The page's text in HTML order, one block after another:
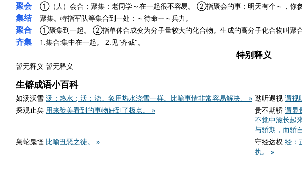
聚会 ①（人）会合；聚集：老同学～在一起很不容易。 ②指聚会的事：明天有个～，你
集结 聚集。特指军队等集合到一处：～待命ㄧ～兵力。
聚合 ①聚集到一起。 ②指单体合成变为分子量较大的化合物。生成的高分子化合物叫聚合
齐集 1.集合;集中在一起。 2.见"齐截"。
特别释义
暂无释义 暂无释义
生僻成语小百科
如汤沃雪 汤：热水；沃：浇。象用热水浇雪一样。比喻事情非常容易解决。 » 逖听遐视 谓视
探观止矣 用来赞美看到的事物好到了极点。 » 贵不期骄 谓显
不觉中滋长起
与骄期，而骄
枭蛇鬼怪 比喻丑恶之徒。 » 守经达权 经：
执。 »